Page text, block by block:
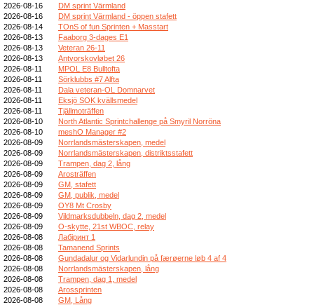
2026-08-16
DM sprint Värmland
2026-08-16
DM sprint Värmland - öppen stafett
2026-08-14
TOnS of fun Sprinten + Masstart
2026-08-13
Faaborg 3-dages E1
2026-08-13
Veteran 26-11
2026-08-13
Antvorskovløbet 26
2026-08-11
MPOL E8 Bulltofta
2026-08-11
Sörklubbs #7 Alfta
2026-08-11
Dala veteran-OL Domnarvet
2026-08-11
Eksjö SOK kvällsmedel
2026-08-11
Tjällmoträffen
2026-08-10
North Atlantic Sprintchallenge på Smyril Norröna
2026-08-10
meshO Manager #2
2026-08-09
Norrlandsmästerskapen, medel
2026-08-09
Norrlandsmästerskapen, distriktsstafett
2026-08-09
Trampen, dag 2, lång
2026-08-09
Arosträffen
2026-08-09
GM, stafett
2026-08-09
GM, publik, medel
2026-08-09
OY8 Mt Crosby
2026-08-09
Vildmarksdubbeln, dag 2, medel
2026-08-09
O-skytte, 21st WBOC, relay
2026-08-08
Лабіринт 1
2026-08-08
Tamanend Sprints
2026-08-08
Gundadalur og Vidarlundin på færøerne løb 4 af 4
2026-08-08
Norrlandsmästerskapen, lång
2026-08-08
Trampen, dag 1, medel
2026-08-08
Arossprinten
2026-08-08
GM, Lång